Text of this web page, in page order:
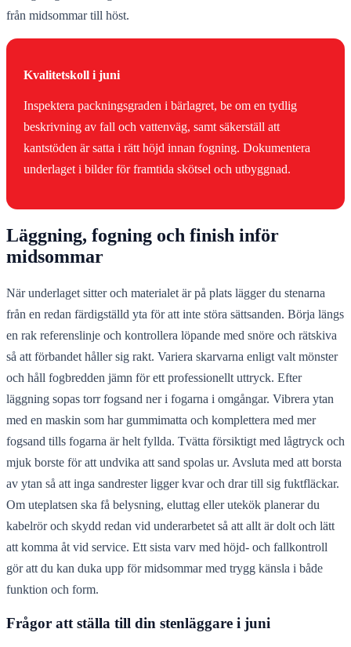
från midsommar till höst.
Kvalitetskoll i juni
Inspektera packningsgraden i bärlagret, be om en tydlig
beskrivning av fall och vattenväg, samt säkerställ att
kantstöden är satta i rätt höjd innan fogning. Dokumentera
underlaget i bilder för framtida skötsel och utbyggnad.
Läggning, fogning och finish inför
midsommar
När underlaget sitter och materialet är på plats lägger du stenarna
från en redan färdigställd yta för att inte störa sättsanden. Börja längs
en rak referenslinje och kontrollera löpande med snöre och rätskiva
så att förbandet håller sig rakt. Variera skarvarna enligt valt mönster
och håll fogbredden jämn för ett professionellt uttryck. Efter
läggning sopas torr fogsand ner i fogarna i omgångar. Vibrera ytan
med en maskin som har gummimatta och komplettera med mer
fogsand tills fogarna är helt fyllda. Tvätta försiktigt med lågtryck och
mjuk borste för att undvika att sand spolas ur. Avsluta med att borsta
av ytan så att inga sandrester ligger kvar och drar till sig fuktfläckar.
Om uteplatsen ska få belysning, eluttag eller utekök planerar du
kabelrör och skydd redan vid underarbetet så att allt är dolt och lätt
att komma åt vid service. Ett sista varv med höjd- och fallkontroll
gör att du kan duka upp för midsommar med trygg känsla i både
funktion och form.
Frågor att ställa till din stenläggare i juni